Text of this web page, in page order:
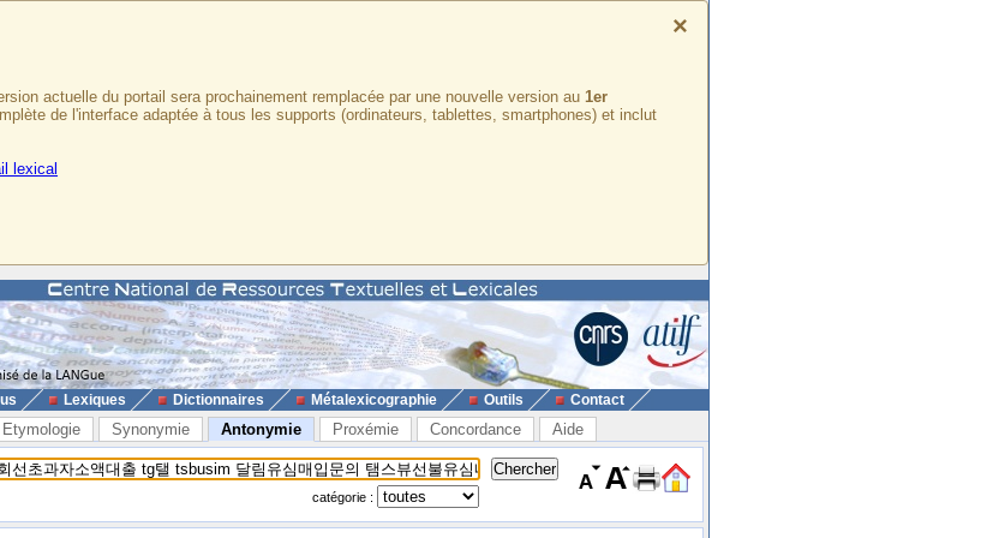
×
actuelle du portail sera prochainement remplacée par une nouvelle version au 1er
de l'interface adaptée à tous les supports (ordinateurs, tablettes, smartphones) et inclut
lexical
Lexiques Dictionnaires Métalexicographie Outils Contact
Etymologie Synonymie Antonymie Proxémie Concordance Aide
catégorie :